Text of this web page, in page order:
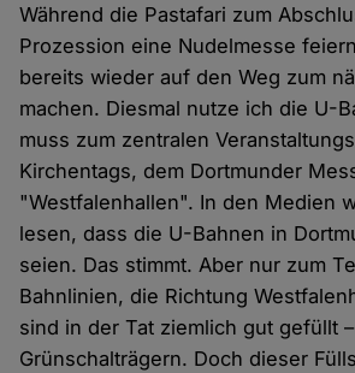
Während die Pastafari zum
Prozession eine Nudelmesse
bereits wieder auf den Weg zum
machen. Diesmal nutze ich die U-
muss zum zentralen
Kirchentags, dem Dortmunder
"Westfalenhallen". In den Medien
lesen, dass die U-Bahnen in
seien. Das stimmt. Aber nur zum
Bahnlinien, die Richtung
sind in der Tat ziemlich gut gefüllt
Grünschalträgern. Doch dieser